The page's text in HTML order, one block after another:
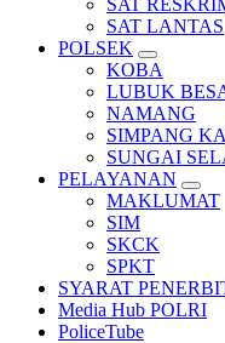
SAT LANTAS
POLSEK
KOBA
LUBUK
NAMANG
SIMPANG
SUNGAI
PELAYANAN
MAKLUMAT
SIM
SKCK
SPKT
SYARAT
Media Hub POLRI
PoliceTube